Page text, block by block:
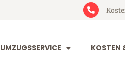
UMZUGSSERVICE KOSTEN